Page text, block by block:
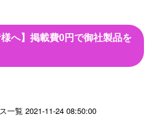
へ】掲載費0円で御社製品を
一覧 2021-11-24 08:50:00